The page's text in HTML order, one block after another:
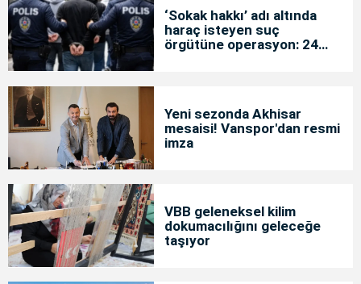
‘Sokak hakkı’ adı altında
haraç isteyen suç
örgütüne operasyon: 24
Yeni sezonda Akhisar
mesaisi! Vanspor'dan resmi
imza
VBB geleneksel kilim
dokumacılığını geleceğe
taşıyor